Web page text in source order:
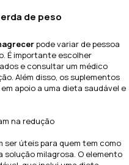
de peso
pode variar de pessoa
É importante escolher
e consultar um médico
Além disso, os suplementos
apoio a uma dieta saudável e
na redução
ser úteis para quem tem como
solução milagrosa. O elemento